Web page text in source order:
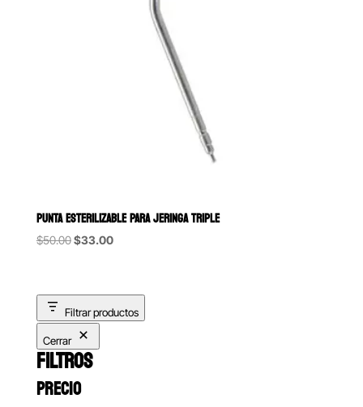
PUNTA ESTERILIZABLE PARA JERINGA TRIPLE
$50.00Original
$50.00.
$33.00Current
$33.00.
Filtrar productos
Cerrar
FILTROS
PRECIO